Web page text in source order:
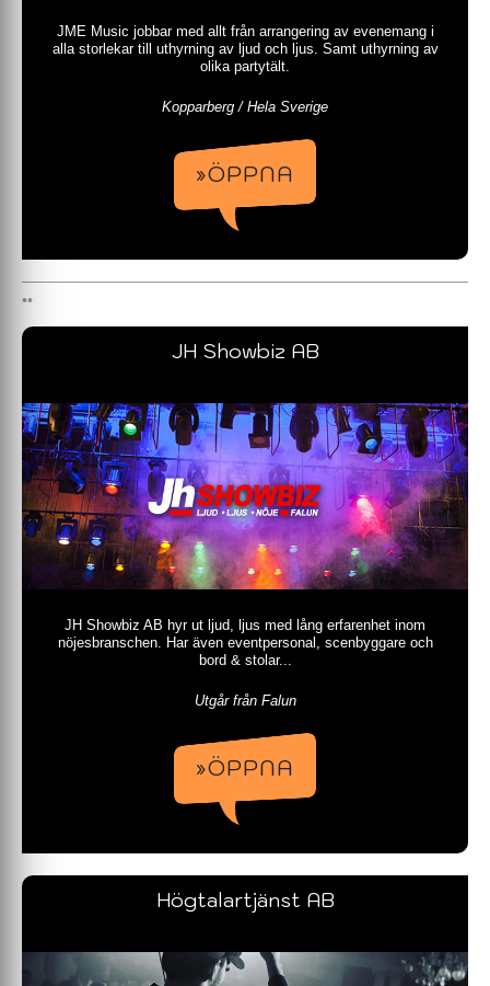
JME Music jobbar med allt från arrangering av evenemang i
alla storlekar till uthyrning av ljud och ljus. Samt uthyrning av
olika partytält.
Kopparberg / Hela Sverige
»ÖPPNA
JH Showbiz AB
JH Showbiz AB hyr ut ljud, ljus med lång erfarenhet inom
nöjesbranschen. Har även eventpersonal, scenbyggare och
bord & stolar...
Utgår från Falun
»ÖPPNA
Högtalartjänst AB